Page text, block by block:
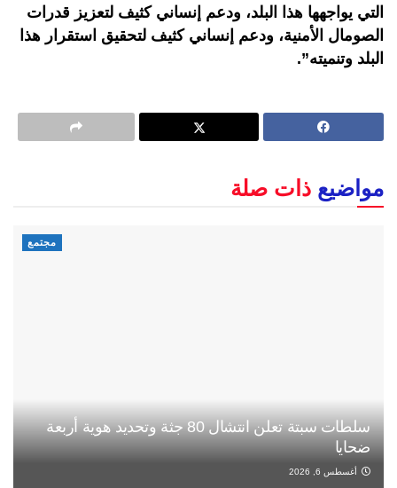
التي يواجهها هذا البلد، ودعم إنساني كثيف لتعزيز قدرات
الصومال الأمنية، ودعم إنساني كثيف لتحقيق استقرار هذا
البلد وتنميته”.
مواضيع ذات صلة
مجتمع
سلطات سبتة تعلن انتشال 80 جثة وتحديد هوية أربعة
ضحايا
أغسطس 6, 2026